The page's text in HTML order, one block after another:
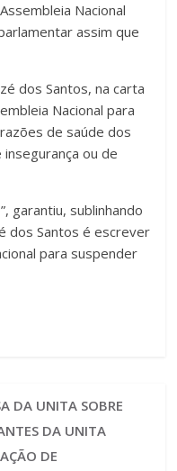
Nacional
assim que
dos Santos, na carta
Nacional para
de saúde dos
ou de
garantiu, sublinhando
dos Santos é escrever
para suspender
DA UNITA SOBRE
DA UNITA
DE